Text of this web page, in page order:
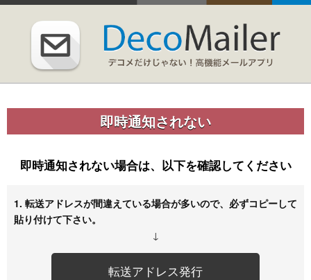
即時通知されない
即時通知されない場合は、以下を確認してください
1. 転送アドレスが間違えている場合が多いので、必ずコピーして
貼り付けて下さい。
↓
転送アドレス発行